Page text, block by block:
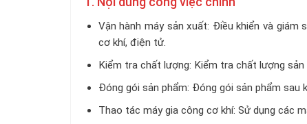
Vận hành máy sản xuất: Điều khiển và
cơ khí, điện tử.
Kiểm tra chất lượng: Kiểm tra chất lượng
Đóng gói sản phẩm: Đóng gói sản phẩm
Thao tác máy gia công cơ khí: Sử dụng các